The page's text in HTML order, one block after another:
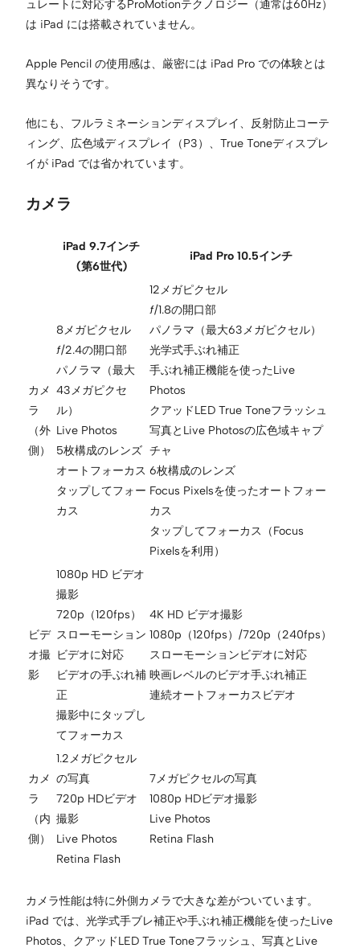
ュレートに対応するProMotionテクノロジー（通常は60Hz）
は iPad には搭載されていません。
Apple Pencil の使用感は、厳密には iPad Pro での体験とは
異なりそうです。
他にも、フルラミネーションディスプレイ、反射防止コーテ
ィング、広色域ディスプレイ（P3）、True Toneディスプレ
イが iPad では省かれています。
カメラ
iPad 9.7インチ
(第6世代)
iPad Pro 10.5インチ
カメ
ラ
（外
側）
8メガピクセル
ƒ/2.4の開口部
パノラマ（最大
43メガピクセ
ル）
Live Photos
5枚構成のレンズ
オートフォーカス
タップしてフォー
カス
12メガピクセル
ƒ/1.8の開口部
パノラマ（最大63メガピクセル）
光学式手ぶれ補正
手ぶれ補正機能を使ったLive
Photos
クアッドLED True Toneフラッシュ
写真とLive Photosの広色域キャプ
チャ
6枚構成のレンズ
Focus Pixelsを使ったオートフォー
カス
タップしてフォーカス（Focus
Pixelsを利用）
ビデ
オ撮
影
1080p HD ビデオ
撮影
720p（120fps）
スローモーション
ビデオに対応
ビデオの手ぶれ補
正
撮影中にタップし
てフォーカス
4K HD ビデオ撮影
1080p（120fps）/720p（240fps）
スローモーションビデオに対応
映画レベルのビデオ手ぶれ補正
連続オートフォーカスビデオ
カメ
ラ
（内
側）
1.2メガピクセル
の写真
720p HDビデオ
撮影
Live Photos
Retina Flash
7メガピクセルの写真
1080p HDビデオ撮影
Live Photos
Retina Flash
カメラ性能は特に外側カメラで大きな差がついています。
iPad では、光学式手ブレ補正や手ぶれ補正機能を使ったLive
Photos、クアッドLED True Toneフラッシュ、写真とLive